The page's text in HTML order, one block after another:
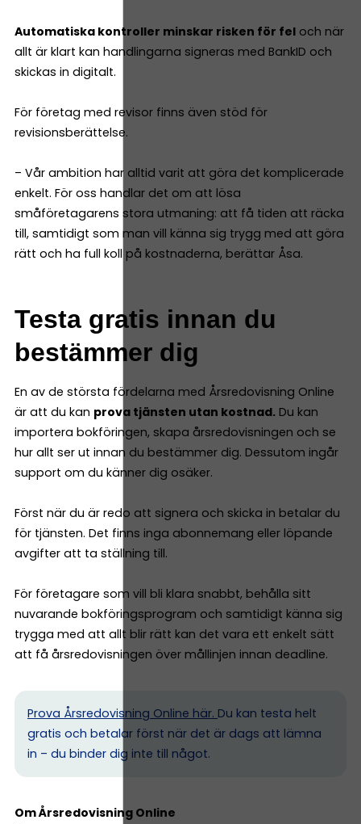
Automatiska kontroller minskar risken för fel och när
allt är klart kan handlingarna signeras med BankID och
skickas in digitalt.
För företag med revisor finns även stöd för
revisionsberättelse.
– Vår ambition har alltid varit att göra det komplicerade
enkelt. För oss handlar det om att lösa
småföretagarens stora utmaning: att få tiden att räcka
till, samtidigt som man vill känna sig trygg med att göra
rätt och ha full koll på kostnaderna, berättar Åsa.
Testa gratis innan du
bestämmer dig
En av de största fördelarna med Årsredovisning Online
är att du kan prova tjänsten utan kostnad. Du kan
importera bokföringen, skapa årsredovisningen och se
hur allt ser ut innan du bestämmer dig. Dessutom ingår
support om du känner dig osäker.
Först när du är redo att signera och skicka in betalar du
för tjänsten. Det finns inga abonnemang eller löpande
avgifter att ta ställning till.
För företagare som vill bli klara snabbt, behålla sitt
nuvarande bokföringsprogram och samtidigt känna sig
trygga med att allt blir rätt kan det vara ett enkelt sätt
att få årsredovisningen över mållinjen innan deadline.
Prova Årsredovisning Online här. Du kan testa helt
gratis och betalar först när det är dags att lämna
in – du binder dig inte till något.
Om Årsredovisning Online